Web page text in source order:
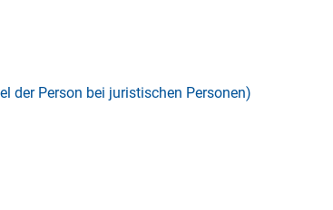
der Person bei juristischen Personen)